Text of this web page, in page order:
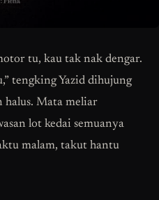
tu, kau tak nak dengar.
tengking Yazid dihujung
halus. Mata meliar
lot kedai semuanya
malam, takut hantu